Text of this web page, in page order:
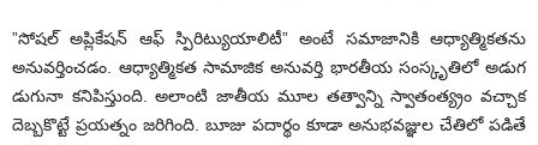
”సోషల్‌ అప్లికేషన్‌ ఆఫ్‌ స్పిరిట్యుయాలిటీ” అంటే సమాజానికి ఆధ్యాత్మికతను
అనువర్తించడం. ఆధ్యాత్మికత సామాజిక అనువర్తి భారతీయ సంస్కృతిలో అడుగ
డుగునా కనిపిస్తుంది. అలాంటి జాతీయ మూల తత్వాన్ని స్వాతంత్య్రం వచ్చాక
దెబ్బకొట్టే ప్రయత్నం జరిగింది. బూజు పదార్థం కూడా అనుభవజ్ఞుల చేతిలో పడితే